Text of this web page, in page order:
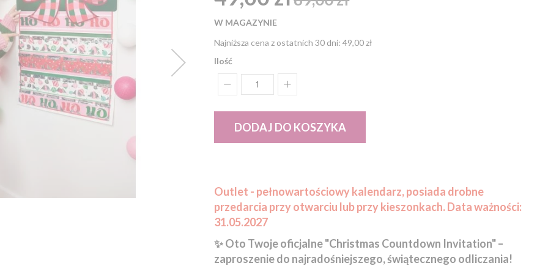
W MAGAZYNIE
Najniższa cena z ostatnich 30 dni: 49,00 zł
Ilość
DODAJ DO KOSZYKA
Outlet - pełnowartościowy kalendarz, posiada drobne
przedarcia przy otwarciu lub przy kieszonkach. Data ważności:
31.05.2027
✨ Oto Twoje oficjalne "Christmas Countdown Invitation" –
zaproszenie do najradośniejszego, świątecznego odliczania!